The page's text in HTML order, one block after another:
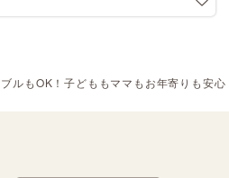
ルもOK！子どももママもお年寄りも安心